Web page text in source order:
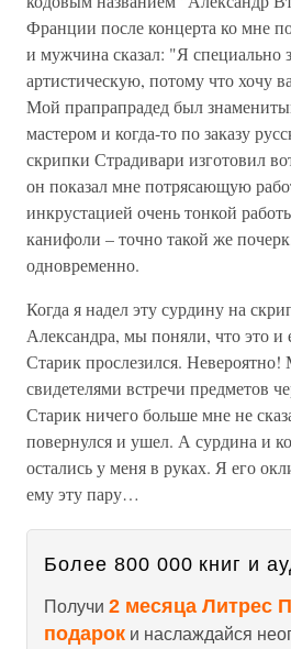
Франции после концерта ко мне
и мужчина сказал: "Я специально
артистическую, потому что хочу
Мой прапрапрадед был
мастером и когда-то по заказу
скрипки Страдивари изготовил
он показал мне потрясающую
инкрустацией очень тонкой
канифоли – точно такой же
одновременно.
Когда я надел эту сурдину на
Александра, мы поняли, что это и
Старик прослезился. Невероятно!
свидетелями встречи предметов
Старик ничего больше мне не
повернулся и ушел. А сурдина и
остались у меня в руках. Я его
ему эту пару…
Более 800 000 книг и
Получи 2 месяца Литрес
подарок и наслаждайся